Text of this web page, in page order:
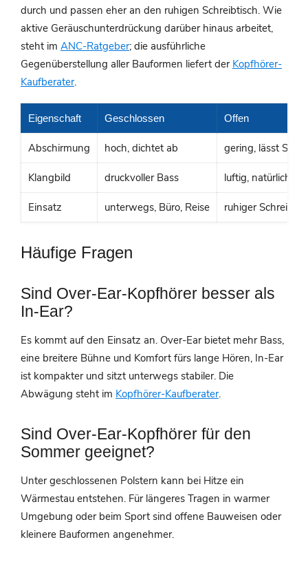
durch und passen eher an den ruhigen Schreibtisch. Wie
aktive Geräuschunterdrückung darüber hinaus arbeitet,
steht im ANC-Ratgeber; die ausführliche
Gegenüberstellung aller Bauformen liefert der Kopfhörer-
Kaufberater.
Eigenschaft Geschlossen Offen
Abschirmung hoch, dichtet ab gering, lässt
Klangbild druckvoller Bass luftig, natürlich
Einsatz unterwegs, Büro, Reise ruhiger
Häufige Fragen
Sind Over-Ear-Kopfhörer besser als
In-Ear?
Es kommt auf den Einsatz an. Over-Ear bietet mehr Bass,
eine breitere Bühne und Komfort fürs lange Hören, In-Ear
ist kompakter und sitzt unterwegs stabiler. Die
Abwägung steht im Kopfhörer-Kaufberater.
Sind Over-Ear-Kopfhörer für den
Sommer geeignet?
Unter geschlossenen Polstern kann bei Hitze ein
Wärmestau entstehen. Für längeres Tragen in warmer
Umgebung oder beim Sport sind offene Bauweisen oder
kleinere Bauformen angenehmer.